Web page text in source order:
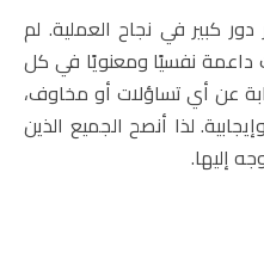
دور كبير في نجاح العملية. لم
داعمة نفسيًا ومعنويًا في كل
عن أي تساؤلات أو مخاوف،
لذا أنصح الجميع الذين
إليها.